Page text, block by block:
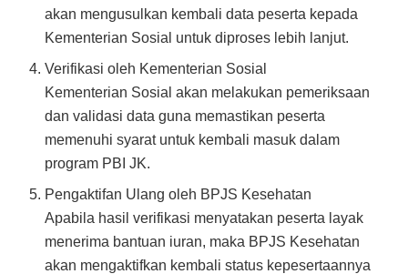
akan mengusulkan kembali data peserta kepada
Kementerian Sosial untuk diproses lebih lanjut.
Verifikasi oleh Kementerian Sosial
Kementerian Sosial akan melakukan pemeriksaan
dan validasi data guna memastikan peserta
memenuhi syarat untuk kembali masuk dalam
program PBI JK.
Pengaktifan Ulang oleh BPJS Kesehatan
Apabila hasil verifikasi menyatakan peserta layak
menerima bantuan iuran, maka BPJS Kesehatan
akan mengaktifkan kembali status kepesertaannya